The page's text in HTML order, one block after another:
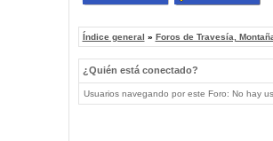
Índice general » Foros de Travesía,
¿Quién está conectado?
Usuarios navegando por este Foro: No hay